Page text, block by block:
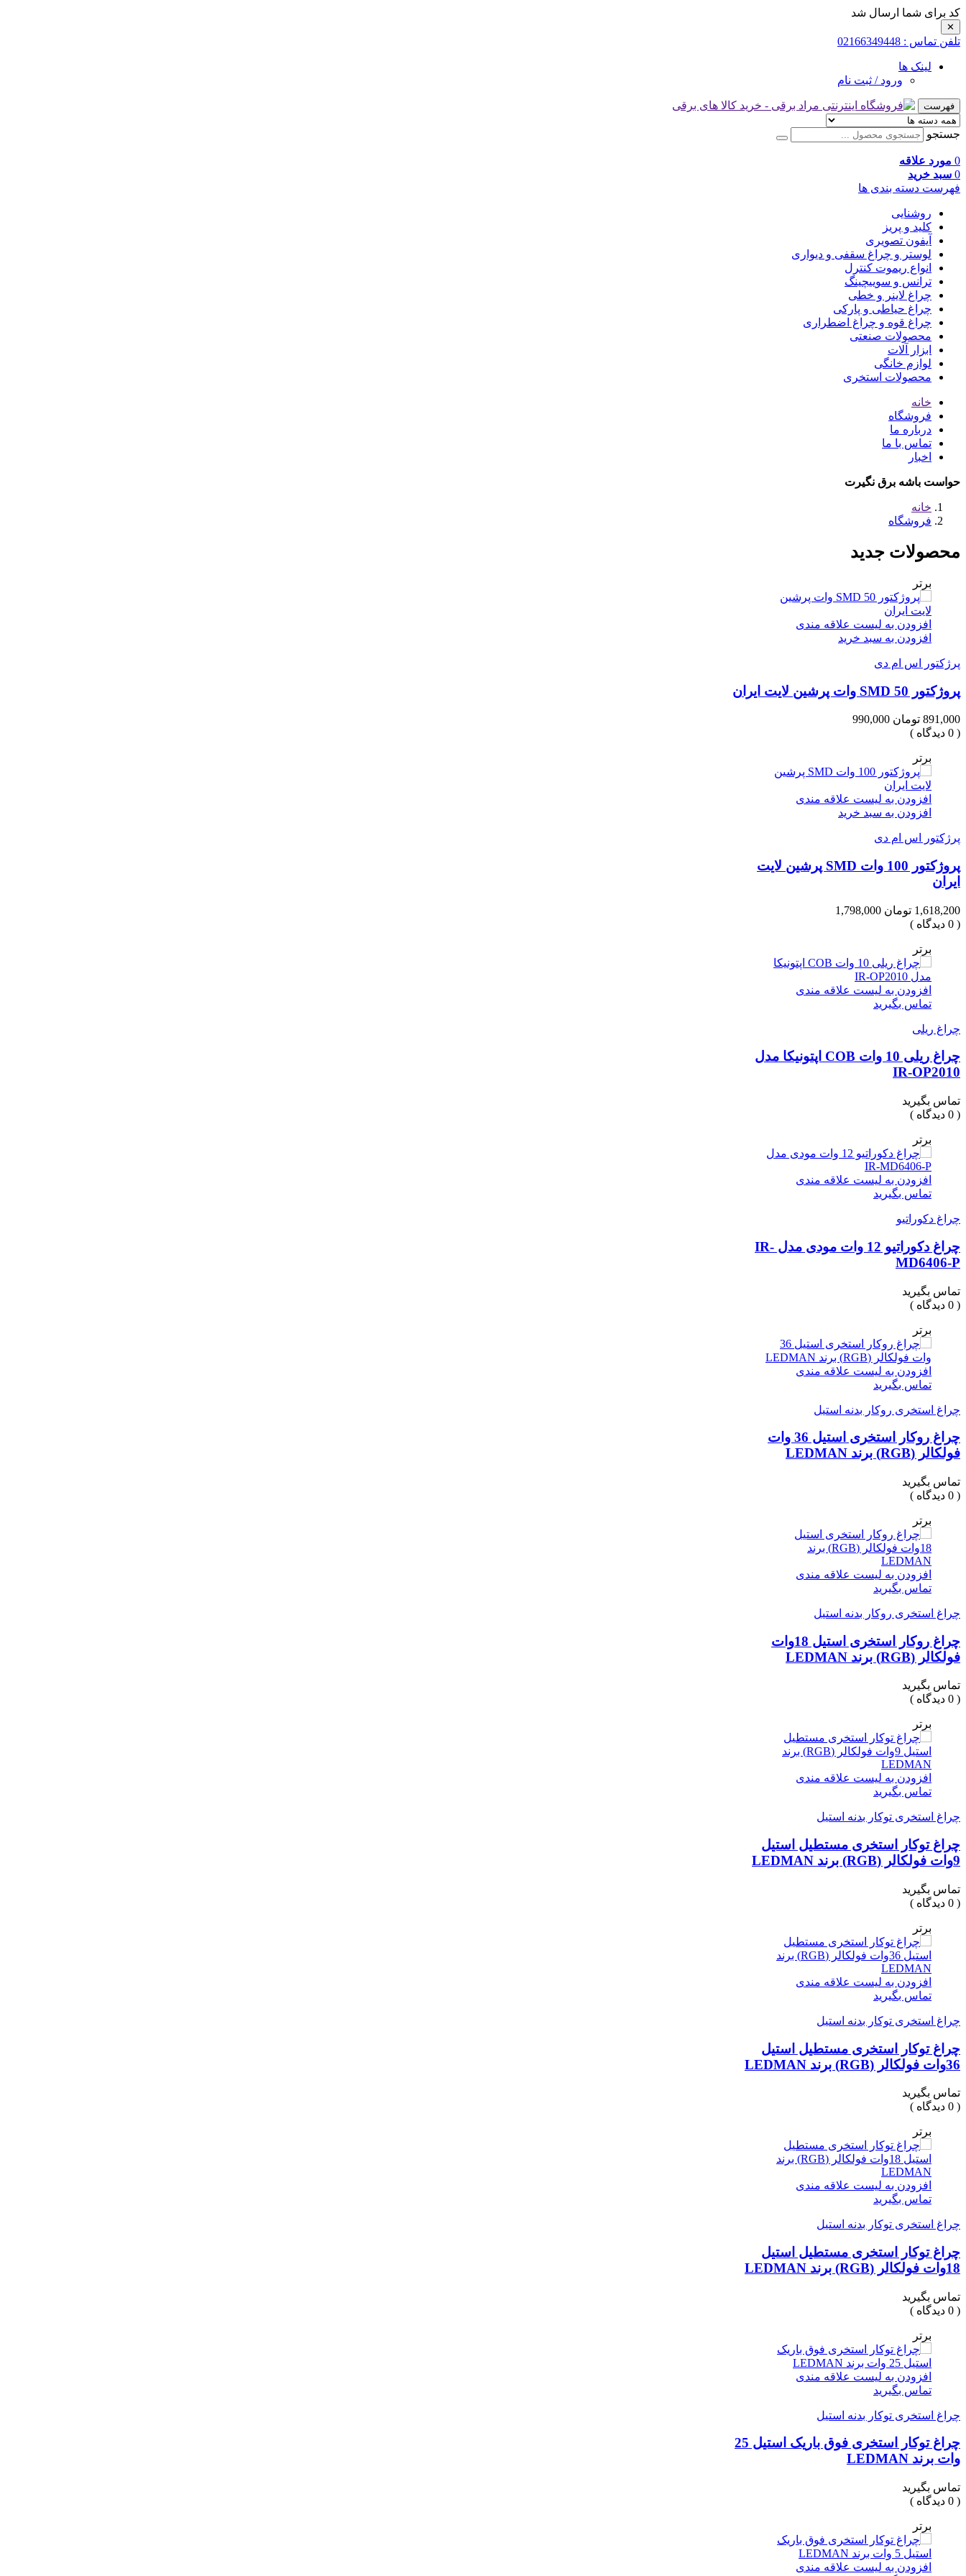
کد برای شما ارسال شد
✕
تلفن تماس : 02166349448
لینک ها
ورود / ثبت نام
فهرست
جستجو
0 مورد علاقه
0 سبد خرید
فهرست دسته بندی ها
روشنایی
کلید و پریز
آیفون تصویری
لوستر و چراغ سقفی و دیواری
انواع ریموت کنترل
ترانس و سوییچینگ
چراغ لاینر و خطی
چراغ حیاطی و پارکی
چراغ قوه و چراغ اضطراری
محصولات صنعتی
ابزار آلات
لوازم خانگی
محصولات استخری
خانه
فروشگاه
درباره ما
تماس با ما
اخبار
حواست باشه برق نگیرت
خانه
فروشگاه
محصولات جدید
برتر
افزودن به لیست علاقه مندی
افزودن به سبد خرید
پرژکتور اس ام دی
پروژکتور SMD 50 وات پرشین لایت ایران
891,000 تومان
990,000
( 0 دیدگاه )
برتر
افزودن به لیست علاقه مندی
افزودن به سبد خرید
پرژکتور اس ام دی
پروژکتور 100 وات SMD پرشین لایت
ایران
1,618,200 تومان
1,798,000
( 0 دیدگاه )
برتر
افزودن به لیست علاقه مندی
تماس بگیرید
چراغ ریلی
چراغ ریلی 10 وات COB اپتونیکا مدل
IR-OP2010
تماس بگیرید
( 0 دیدگاه )
برتر
افزودن به لیست علاقه مندی
تماس بگیرید
چراغ دکوراتیو
چراغ دکوراتیو 12 وات مودی مدل IR-
MD6406-P
تماس بگیرید
( 0 دیدگاه )
برتر
افزودن به لیست علاقه مندی
تماس بگیرید
چراغ استخری روکار بدنه استیل
چراغ روکار استخری استیل 36 وات
فولکالر (RGB) برند LEDMAN
تماس بگیرید
( 0 دیدگاه )
برتر
افزودن به لیست علاقه مندی
تماس بگیرید
چراغ استخری روکار بدنه استیل
چراغ روکار استخری استیل 18وات
فولکالر (RGB) برند LEDMAN
تماس بگیرید
( 0 دیدگاه )
برتر
افزودن به لیست علاقه مندی
تماس بگیرید
چراغ استخری توکار بدنه استیل
چراغ توکار استخری مستطیل استیل
9وات فولکالر (RGB) برند LEDMAN
تماس بگیرید
( 0 دیدگاه )
برتر
افزودن به لیست علاقه مندی
تماس بگیرید
چراغ استخری توکار بدنه استیل
چراغ توکار استخری مستطیل استیل
36وات فولکالر (RGB) برند LEDMAN
تماس بگیرید
( 0 دیدگاه )
برتر
افزودن به لیست علاقه مندی
تماس بگیرید
چراغ استخری توکار بدنه استیل
چراغ توکار استخری مستطیل استیل
18وات فولکالر (RGB) برند LEDMAN
تماس بگیرید
( 0 دیدگاه )
برتر
افزودن به لیست علاقه مندی
تماس بگیرید
چراغ استخری توکار بدنه استیل
چراغ توکار استخری فوق باریک استیل 25
وات برند LEDMAN
تماس بگیرید
( 0 دیدگاه )
برتر
افزودن به لیست علاقه مندی